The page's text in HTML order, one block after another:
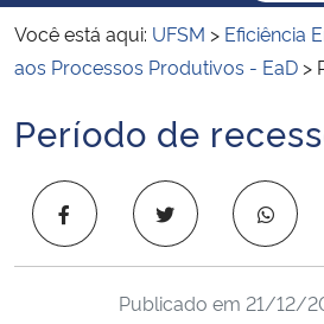
Ministério da Agricultura, Pecuária e
Ministério da Educação
Ministério da Cidadania
Você está aqui: UFSM > Eficiência
aos Processos Produtivos - EaD >
Início do conteúdo
Período de
Publicado em 21/12/